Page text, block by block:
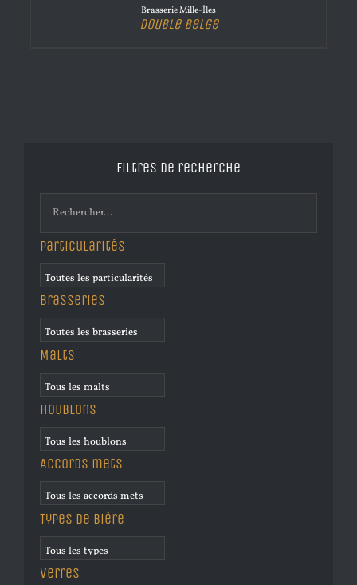
Brasserie Mille-Îles
Double Belge
Filtres de recherche
Particularités
Brasseries
Malts
Houblons
Accords mets
Types de bière
Verres